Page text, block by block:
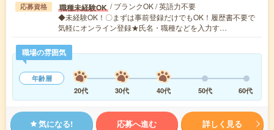
応募資格 職種未経験OK / ブランクOK / 英語力不要
◆未経験OK！〇まずは事前登録だけでもOK！履歴書不要で
気軽にオンライン登録★氏名・職種などを入力す…
職場の雰囲気
年齢層
20代
30代 40代 50代 60代
気になる! 応募へ進む 詳しく見る